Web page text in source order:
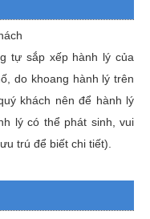
tự sắp xếp hành lý của
do khoang hành lý trên
khách nên để hành lý
lý có thể phát sinh, vui
trú để biết chi tiết).